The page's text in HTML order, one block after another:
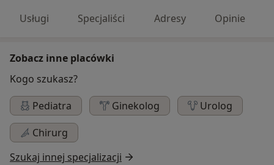
Usługi Specjaliści Adresy Opinie
Zobacz inne placówki
Kogo szukasz?
Pediatra
Ginekolog
Urolog
Chirurg
Szukaj innej specjalizacji